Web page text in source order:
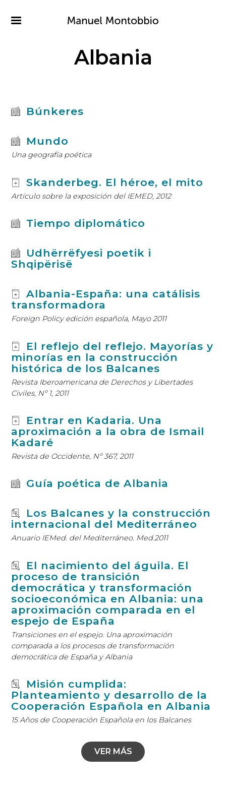
contenido
Albania
Búnkeres
Mundo
Una geografía poética
Skanderbeg. El héroe, el mito
Artículo sobre la exposición del IEMED, 2012
Tiempo diplomático
Udhërrëfyesi poetik i
Shqipërisë
Albania-España: una catálisis
transformadora
Foreign Policy edición española, Mayo 2011
El reflejo del reflejo. Mayorías y
minorías en la construcción
histórica de los Balcanes
Revista Iberoamericana de Derechos y Libertades
Civiles, Nº 1, 2011
Entrar en Kadaria. Una
aproximación a la obra de Ismail
Kadaré
Revista de Occidente, Nº 367, 2011
Guía poética de Albania
Los Balcanes y la construcción
internacional del Mediterráneo
Anuario IEMed. del Mediterráneo. Med.2011
El nacimiento del águila. El
proceso de transición
democrática y transformación
socioeconómica en Albania: una
aproximación comparada en el
espejo de España
Transiciones en el espejo. Una aproximación
comparada a los procesos de transformación
democrática de España y Albania
Misión cumplida:
Planteamiento y desarrollo de la
Cooperación Española en Albania
15 Años de Cooperación Española en los Balcanes
VER MÁS